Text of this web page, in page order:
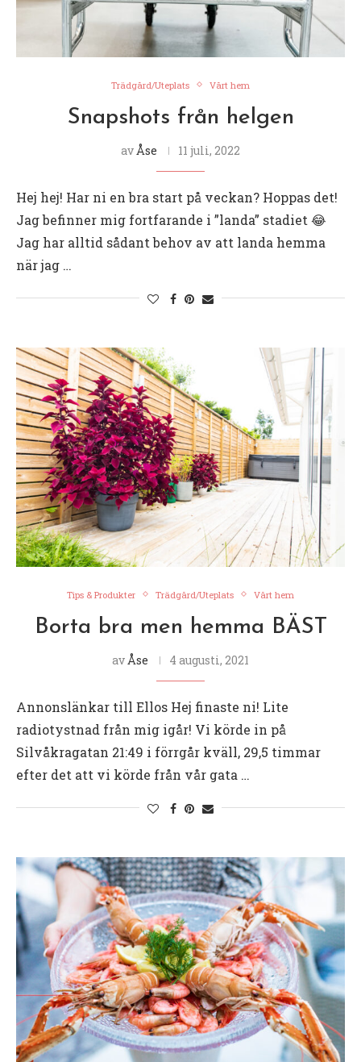
Trädgård/Uteplats Vårt hem
Snapshots från helgen
av Åse 11 juli, 2022
Hej hej! Har ni en bra start på veckan? Hoppas det!
Jag befinner mig fortfarande i ”landa” stadiet 😂
Jag har alltid sådant behov av att landa hemma
när jag …
Tips & Produkter Trädgård/Uteplats Vårt hem
Borta bra men hemma BÄST
av Åse 4 augusti, 2021
Annonslänkar till Ellos Hej finaste ni! Lite
radiotystnad från mig igår! Vi körde in på
Silvåkragatan 21:49 i förrgår kväll, 29,5 timmar
efter det att vi körde från vår gata …